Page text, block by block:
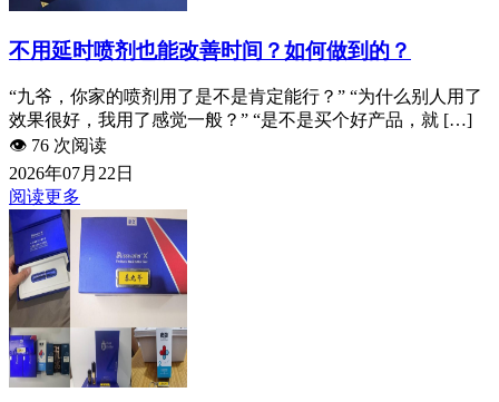
不用延时喷剂也能改善时间？如何做到的？
“九爷，你家的喷剂用了是不是肯定能行？” “为什么别人用了
效果很好，我用了感觉一般？” “是不是买个好产品，就 […]
👁️ 76 次阅读
2026年07月22日
阅读更多